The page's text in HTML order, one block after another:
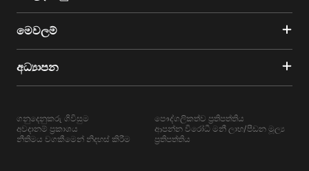
මෙවලම්
අධ්‍යාපන
ගනුදෙනුකරු ගිවිසුම
අවදානම් ප්‍රකාශය
නීතිමය වගකීමෙන් නිදහස් කිරීම
පෞද්ගලිකත්ව ප්‍රතිපත්තිය
ආපන්න විරෝධී මනී ලාභ/පීඩන මූල්‍ය
ප්‍රතිපත්තිය